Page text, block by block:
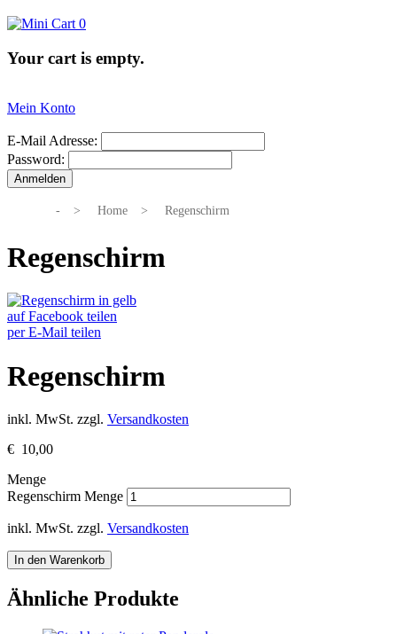
0
Your cart is empty.
Mein Konto
E-Mail Adresse:
Password:
- > Home > Regenschirm
Regenschirm
auf Facebook teilen
per E-Mail teilen
Regenschirm
inkl. MwSt. zzgl. Versandkosten
€ 10,00
Menge
Regenschirm Menge
inkl. MwSt. zzgl. Versandkosten
In den Warenkorb
Ähnliche Produkte